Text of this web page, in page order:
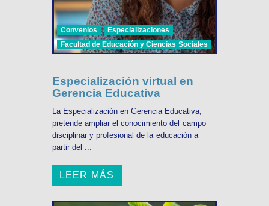
Convenios
Especializaciones
Facultad de Educación y Ciencias Sociales
Especialización virtual en
Gerencia Educativa
La Especialización en Gerencia Educativa,
pretende ampliar el conocimiento del campo
disciplinar y profesional de la educación a
partir del ...
LEER MÁS